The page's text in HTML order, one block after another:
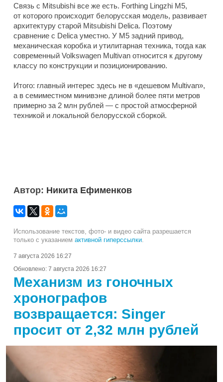
Связь с Mitsubishi все же есть. Forthing Lingzhi M5,
от которого происходит белорусская модель, развивает
архитектуру старой Mitsubishi Delica. Поэтому
сравнение с Delica уместно. У M5 задний привод,
механическая коробка и утилитарная техника, тогда как
современный Volkswagen Multivan относится к другому
классу по конструкции и позиционированию.
Итого: главный интерес здесь не в «дешевом Multivan»,
а в семиместном минивэне длиной более пяти метров
примерно за 2 млн рублей — с простой атмосферной
техникой и локальной белорусской сборкой.
Автор: Никита Ефименков
Использование текстов, фото- и видео сайта разрешается
только с указанием активной гиперссылки
7 августа 2026 16:27
Обновлено: 7 августа 2026 16:27
Механизм из гоночных
хронографов
возвращается: Singer
просит от 2,32 млн рублей